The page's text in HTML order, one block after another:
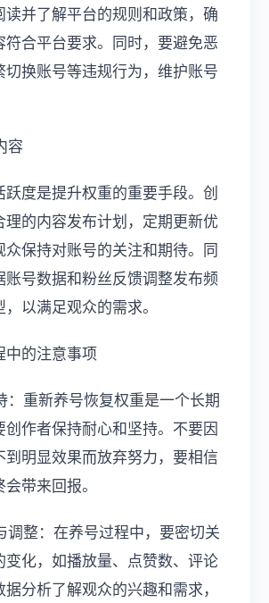
读并了解平台的规则和政策，确
符合平台要求。同时，要避免恶
切换账号等违规行为，维护账号
容
跃度是提升权重的重要手段。创
理的内容发布计划，定期更新优
众保持对账号的关注和期待。同
账号数据和粉丝反馈调整发布频
以满足观众的需求。
中的注意事项
：重新养号恢复权重是一个长期
创作者保持耐心和坚持。不要因
到明显效果而放弃努力，要相信
带来回报。
调整：在养号过程中，要密切关
变化，如播放量、点赞数、评论
分析了解观众的兴趣和需求，